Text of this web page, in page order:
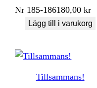
Nr 185-186180,00kr
Lägg till i varukorg
Tillsammans!